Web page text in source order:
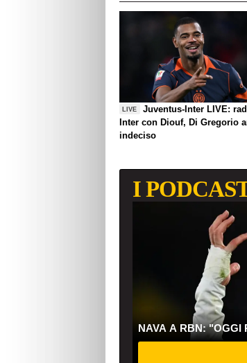
LIVE
Juventus-Inter LIVE:
Inter con Diouf, Di Gregorio
indeciso
I
NAVA A RBN: "OGGI